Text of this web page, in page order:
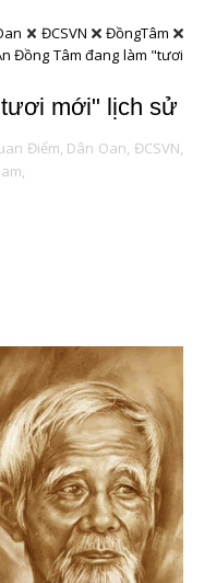
ĐCSVN
ĐồngTâm
Đồng Tâm đang làm "tươi
mới" lịch sử
Điểm, Dân Oan, ĐCSVN,